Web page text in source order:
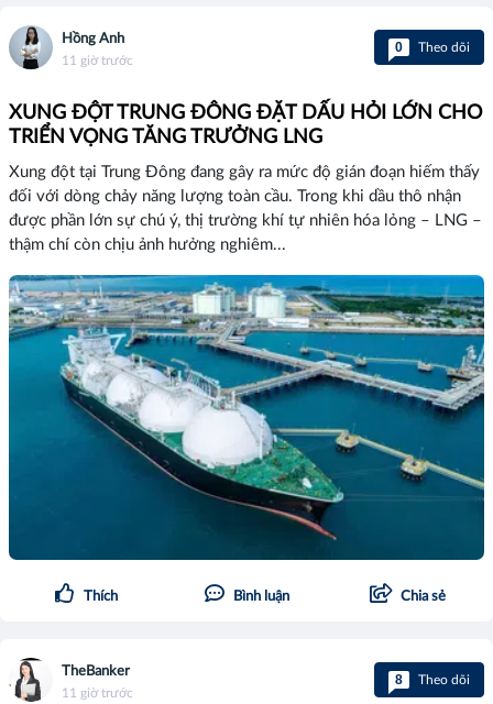
Hồng Anh
11 giờ trước
0 Theo dõi
XUNG ĐỘT TRUNG ĐÔNG ĐẶT DẤU HỎI LỚN CHO
TRIỂN VỌNG TĂNG TRƯỞNG LNG
Xung đột tại Trung Đông đang gây ra mức độ gián đoạn hiếm thấy
đối với dòng chảy năng lượng toàn cầu. Trong khi dầu thô nhận
được phần lớn sự chú ý, thị trường khí tự nhiên hóa lỏng – LNG –
thậm chí còn chịu ảnh hưởng nghiêm...
Thích Bình luận Chia sẻ
TheBanker
11 giờ trước
8 Theo dõi